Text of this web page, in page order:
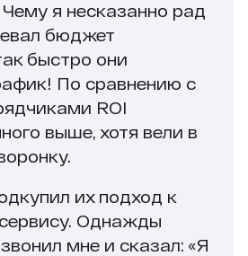
я несказанно рад
бюджет
быстро они
По сравнению с
ROI
выше, хотя вели в
их подход к
Однажды
мне и сказал: «Я